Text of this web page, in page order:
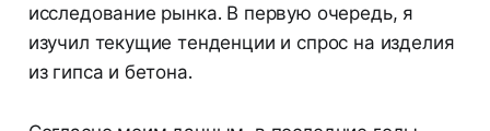
исследование рынка. В первую очередь, я
изучил текущие тенденции и спрос на изделия
из гипса и бетона.